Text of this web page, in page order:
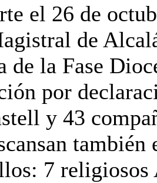
el 26 de
de
de la Fase
por
y 43
7